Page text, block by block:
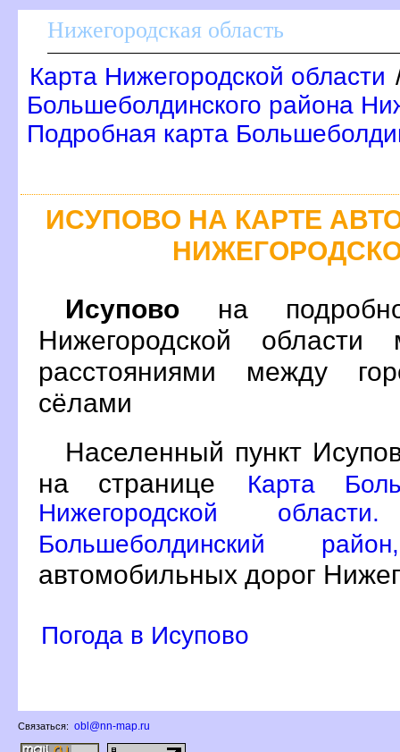
Нижегородская область
Карта Нижегородской области
Большеболдинского района
Подробная карта
ИСУПОВО НА КАРТЕ
Исупово на
Нижегородской
расстояниями между
сёлами
Населенный пункт
на странице
Карта
Нижегородской
Большеболдинский
автомобильных дорог
Погода в Исупово
Связаться: obl@nn-map.ru